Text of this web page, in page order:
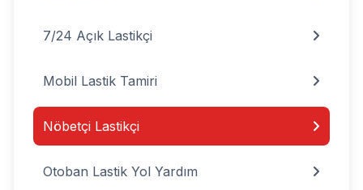
7/24 Açık Lastikçi
Mobil Lastik Tamiri
Nöbetçi Lastikçi
Otoban Lastik Yol Yardım